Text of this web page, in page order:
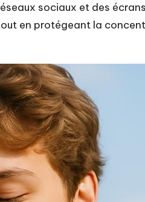
sociaux et des
en protégeant la